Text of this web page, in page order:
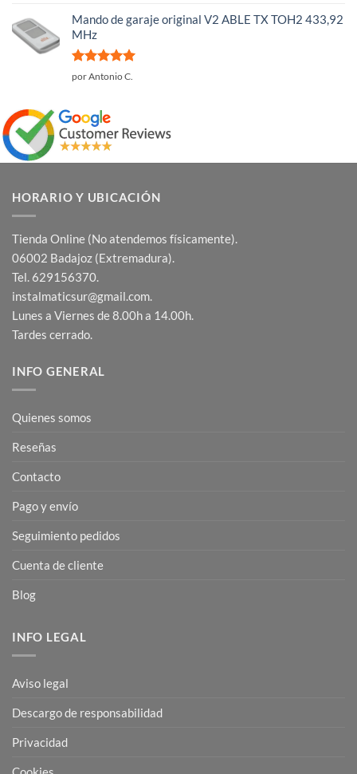
Mando de garaje original V2 ABLE TX TOH2 433,92
MHz
Valorado
por Antonio C.
HORARIO Y UBICACIÓN
Tienda Online (No atendemos físicamente).
06002 Badajoz (Extremadura).
Tel. 629156370.
instalmaticsur@gmail.com.
Lunes a Viernes de 8.00h a 14.00h.
Tardes cerrado.
INFO GENERAL
Quienes somos
Reseñas
Contacto
Pago y envío
Seguimiento pedidos
Cuenta de cliente
Blog
INFO LEGAL
Aviso legal
Descargo de responsabilidad
Privacidad